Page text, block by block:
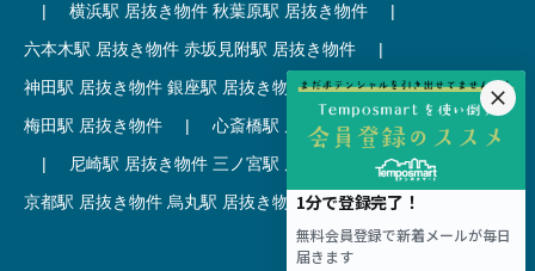
|
横浜駅 居抜き物件 秋葉原駅 居抜き物件
|
六本木駅 居抜き物件 赤坂見附駅 居抜き物件
|
神田駅 居抜き物件 銀座駅 居抜き物件 |
吉祥寺駅 居抜き物件
梅田駅 居抜き物件
| 心斎橋駅 居抜き物件 本町駅 居抜き物件
|
尼崎駅 居抜き物件 三ノ宮駅 居抜き物件
|
京都駅 居抜き物件 烏丸駅 居抜き物件 | 四条駅 居抜き物件